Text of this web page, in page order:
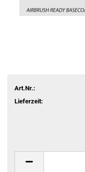
Art.Nr.:
Lieferzeit: